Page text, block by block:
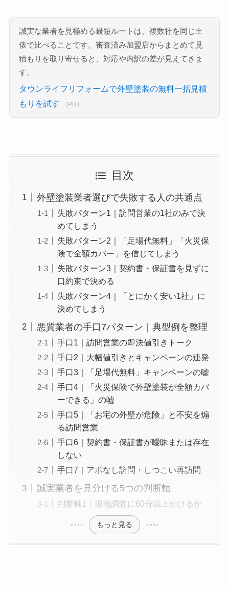
誠実な業者を見極める最短ルートは、複数社を同じ土
俵で比べることです。審査済み加盟店からまとめて見
積もりを取り寄せると、対応や内訳の差が見えてきま
す。
タウンライフリフォームで外壁塗装の無料一括見積
もりを試す
（PR）
目次
外壁塗装業者選びで失敗する人の共通点
失敗パターン1｜訪問営業の1社のみで決
めてしまう
失敗パターン2｜「足場代無料」「火災保
険で全額カバー」を信じてしまう
失敗パターン3｜契約書・保証書を見ずに
口約束で決める
失敗パターン4｜「とにかく安い1社」に
決めてしまう
悪質業者の手口7パターン｜典型例を整理
手口1｜訪問営業の即決値引きトーク
手口2｜大幅値引きとキャンペーンの連発
手口3｜「足場代無料」キャンペーンの嘘
手口4｜「火災保険で外壁塗装が全額カバ
ーできる」の嘘
手口5｜「お宅の外壁が危険」と不安を煽
る訪問営業
手口6｜契約書・保証書が曖昧または存在
しない
手口7｜アポなし訪問・しつこい再訪問
誠実業者を見分ける5つの判断軸
判断軸1｜現地調査に60分以上かけるか
もっと見る